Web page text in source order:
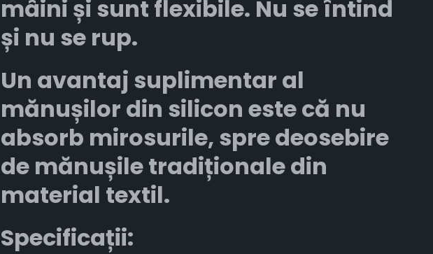
mâini și sunt flexibile. Nu se întind
și nu se rup.
Un avantaj suplimentar al
mănușilor din silicon este că nu
absorb mirosurile, spre deosebire
de mănușile tradiționale din
material textil.
Specificații: